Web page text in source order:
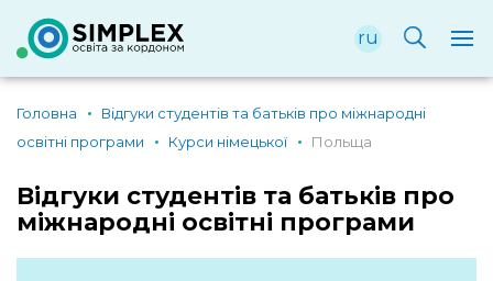
ru
Головна
Відгуки студентів та батьків про міжнародні
освітні програми
Курси німецької Польща
Відгуки студентів та батьків про
міжнародні освітні програми